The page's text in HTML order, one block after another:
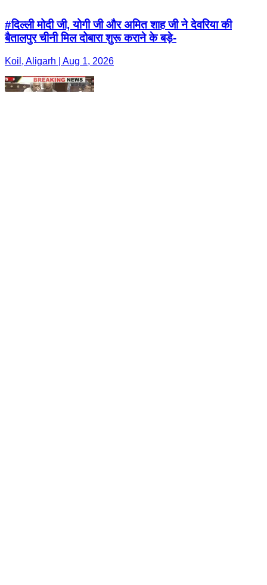
#दिल्ली मोदी जी, योगी जी और अमित शाह जी ने देवरिया की
बैतालपुर चीनी मिल दोबारा शुरू कराने के बड़े-
Koil, Aligarh | Aug 1, 2026